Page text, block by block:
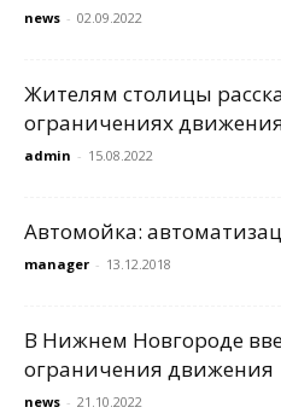
news - 02.09.2022
Жителям столицы
ограничениях
admin - 15.08.2022
Автомойка:
manager - 13.12.2018
В Нижнем Новгороде
ограничения движения
news - 21.10.2022